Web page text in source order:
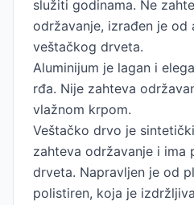
služiti godinama. Ne
održavanje, izrađen je od
veštačkog drveta.
Aluminijum je lagan i
rđa. Nije zahteva
vlažnom krpom.
Veštačko drvo je
zahteva održavanje i ima
drveta. Napravljen je od
polistiren, koja je